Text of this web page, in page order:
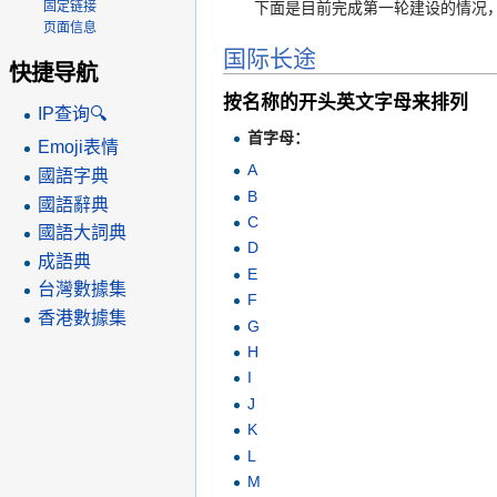
下面是目前完成第一轮建设的情况，
国际长途
按名称的开头英文字母来排列
首字母：
A
B
C
D
E
F
G
H
I
J
K
L
M
固定链接
页面信息
快捷导航
IP查询🔍
Emoji表情
國語字典
國語辭典
國語大詞典
成語典
台灣數據集
香港數據集